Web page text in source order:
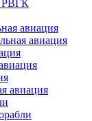
РВГК
авиация
авиация
авиация